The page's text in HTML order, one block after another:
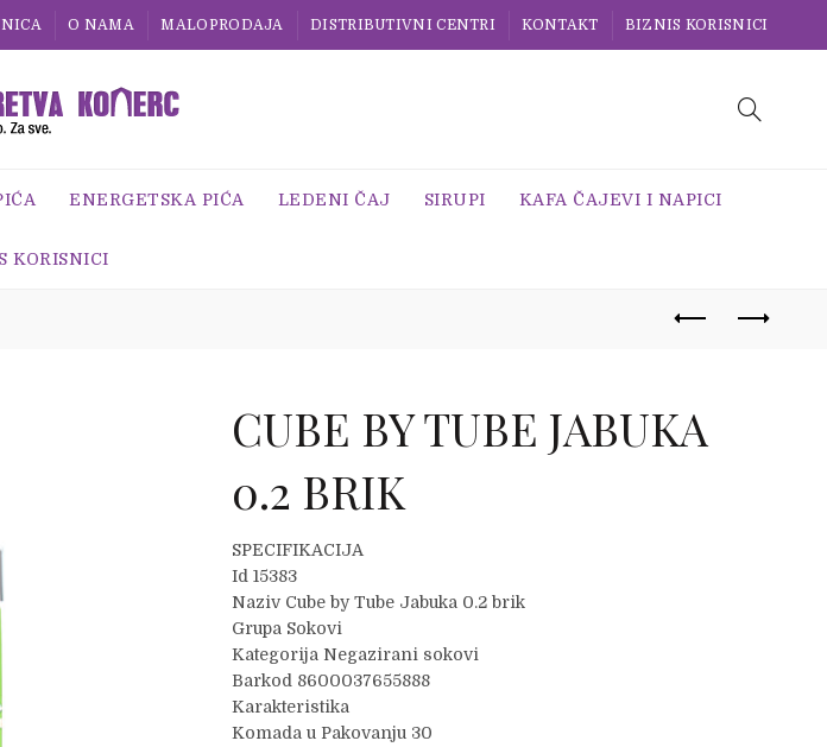
O NAMA MALOPRODAJA DISTRIBUTIVNI CENTRI KONTAKT BIZNIS KORISNICI
ENERGETSKA PIĆA LEDENI ČAJ SIRUPI KAFA ČAJEVI I NAPICI
KORISNICI
CUBE BY TUBE JABUKA
0.2 BRIK
SPECIFIKACIJA
Id 15383
Naziv Cube by Tube Jabuka 0.2 brik
Grupa Sokovi
Kategorija Negazirani sokovi
Barkod 8600037655888
Karakteristika
Komada u Pakovanju 30